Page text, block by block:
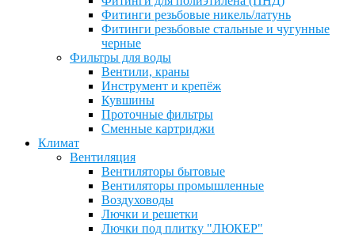
Фитинги резьбовые никель/латунь
Фитинги резьбовые стальные и чугунные
черные
Фильтры для воды
Вентили, краны
Инструмент и крепёж
Кувшины
Проточные фильтры
Сменные картриджи
Климат
Вентиляция
Вентиляторы бытовые
Вентиляторы промышленные
Воздуховоды
Лючки и решетки
Лючки под плитку "ЛЮКЕР"